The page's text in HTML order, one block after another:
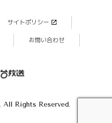
サイトポリシー
お問い合わせ
Rights Reserved.